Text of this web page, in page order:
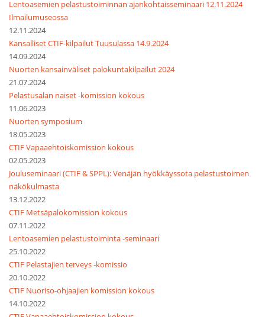
Lentoasemien pelastustoiminnan ajankohtaisseminaari 12.11.2024
Ilmailumuseossa
12.11.2024
Kansalliset CTIF-kilpailut Tuusulassa 14.9.2024
14.09.2024
Nuorten kansainväliset palokuntakilpailut 2024
21.07.2024
Pelastusalan naiset -komission kokous
11.06.2023
Nuorten symposium
18.05.2023
CTIF Vapaaehtoiskomission kokous
02.05.2023
Jouluseminaari (CTIF & SPPL): Venäjän hyökkäyssota pelastustoimen
näkökulmasta
13.12.2022
CTIF Metsäpalokomission kokous
07.11.2022
Lentoasemien pelastustoiminta -seminaari
25.10.2022
CTIF Pelastajien terveys -komissio
20.10.2022
CTIF Nuoriso-ohjaajien komission kokous
14.10.2022